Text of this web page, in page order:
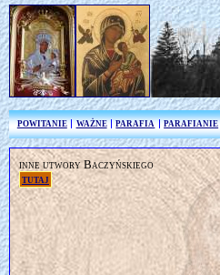
POWITANIE WAŻNE PARAFIA PARAFIANIE
inne utwory Baczyńskiego
tutaj